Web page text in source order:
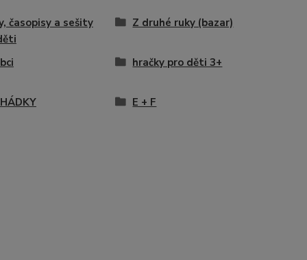
časopisy a sešity
Z druhé ruky (bazar)
hračky pro děti 3+
E + F